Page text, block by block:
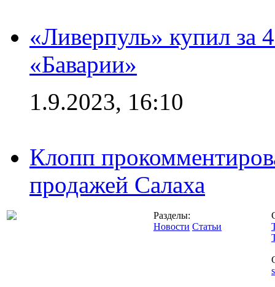
«Ливерпуль» купил за
«Баварии»
1.9.2023, 16:10
Клопп
продажей Салаха
Разделы:
Новости Статьи